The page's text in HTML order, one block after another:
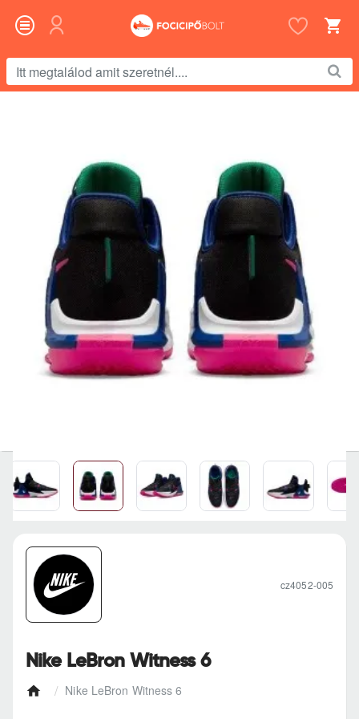
megtalálod
Nike LeBron Witness 6
Nike LeBron Witness 6
cz4052-005